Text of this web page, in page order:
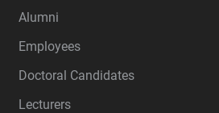
Alumni
Employees
Doctoral Candidates
Lecturers